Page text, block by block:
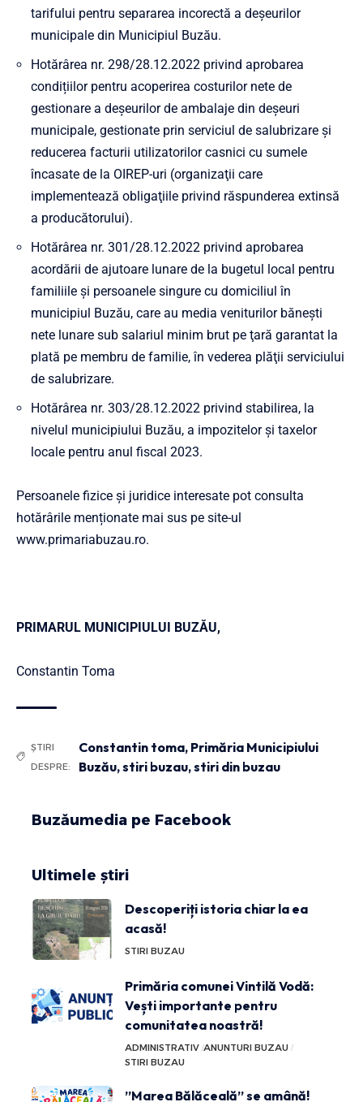
tarifului pentru separarea incorectă a deșeurilor
municipale din Municipiul Buzău.
Hotărârea nr. 298/28.12.2022 privind aprobarea
condițiilor pentru acoperirea costurilor nete de
gestionare a deșeurilor de ambalaje din deșeuri
municipale, gestionate prin serviciul de salubrizare și
reducerea facturii utilizatorilor casnici cu sumele
încasate de la OIREP-uri (organizaţii care
implementează obligaţiile privind răspunderea extinsă
a producătorului).
Hotărârea nr. 301/28.12.2022 privind aprobarea
acordării de ajutoare lunare de la bugetul local pentru
familiile şi persoanele singure cu domiciliul în
municipiul Buzău, care au media veniturilor băneşti
nete lunare sub salariul minim brut pe ţară garantat la
plată pe membru de familie, în vederea plăţii serviciului
de salubrizare.
Hotărârea nr. 303/28.12.2022 privind stabilirea, la
nivelul municipiului Buzău, a impozitelor şi taxelor
locale pentru anul fiscal 2023.
Persoanele fizice și juridice interesate pot consulta
hotărârile menționate mai sus pe site-ul
www.primariabuzau.ro.
PRIMARUL MUNICIPIULUI BUZĂU,
Constantin Toma
ȘTIRI
DESPRE:
Constantin toma, Primăria Municipiului
Buzău,stiri buzau,stiri din buzau
Buzăumedia pe Facebook
Ultimele știri
Descoperiți istoria chiar la ea
acasă!
STIRI BUZAU
Primăria comunei Vintilă Vodă:
Vești importante pentru
comunitatea noastră!
ADMINISTRATIV ANUNTURI BUZAU
STIRI BUZAU
”Marea Bălăceală” se amână!